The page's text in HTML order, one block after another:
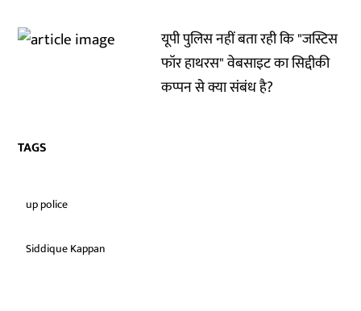
यूपी पुलिस नहीं बता रही कि "जस्टिस
फॉर हाथरस" वेबसाइट का सिद्दीकी
कप्पन से क्या संबंध है?
TAGS
up police
Siddique Kappan